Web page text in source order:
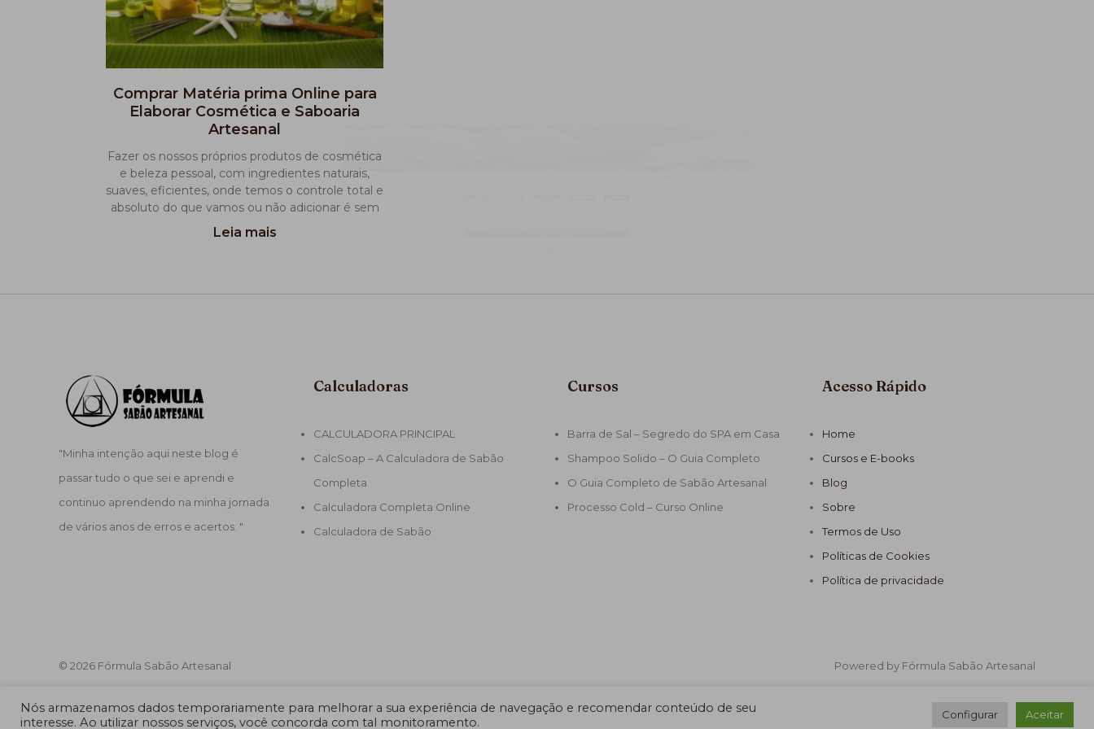
Comprar Matéria prima Online para
Elaborar Cosmética e Saboaria
Artesanal
Fazer os nossos próprios produtos de cosmética
e beleza pessoal, com ingredientes naturais,
suaves, eficientes, onde temos o controle total e
absoluto do que vamos ou não adicionar é sem
Leia mais
"Minha intenção aqui neste blog é
passar tudo o que sei e aprendi e
continuo aprendendo na minha jornada
de vários anos de erros e acertos. "
Calculadoras
CALCULADORA PRINCIPAL
CalcSoap – A Calculadora de Sabão
Completa
Calculadora Completa Online
Calculadora de Sabão
Cursos
Barra de Sal – Segredo do SPA em Casa
Shampoo Solido – O Guia Completo
O Guia Completo de Sabão Artesanal
Processo Cold – Curso Online
Acesso Rápido
Home
Cursos e E-books
Blog
Sobre
Termos de Uso
Políticas de Cookies
Política de privacidade
© 2026 Fórmula Sabão Artesanal Powered by Fórmula Sabão Artesanal
Nós armazenamos dados temporariamente para melhorar a sua experiência de navegação e recomendar conteúdo de seu
interesse. Ao utilizar nossos serviços, você concorda com tal monitoramento.
Configurar Aceitar